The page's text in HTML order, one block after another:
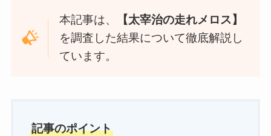
本記事は、
【太宰治の走れメロス】
を調査した結果について徹底解説し
ています。
記事のポイント